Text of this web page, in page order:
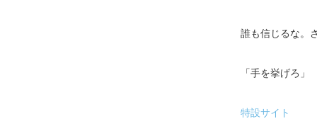
誰も信じるな。
「手を挙げろ」
特設サイト